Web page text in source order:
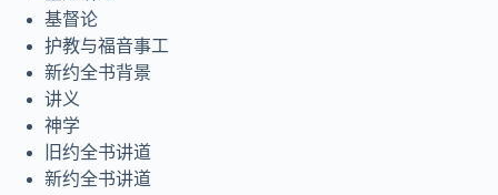
基督论
护教与福音事工
新约全书背景
讲义
神学
旧约全书讲道
新约全书讲道